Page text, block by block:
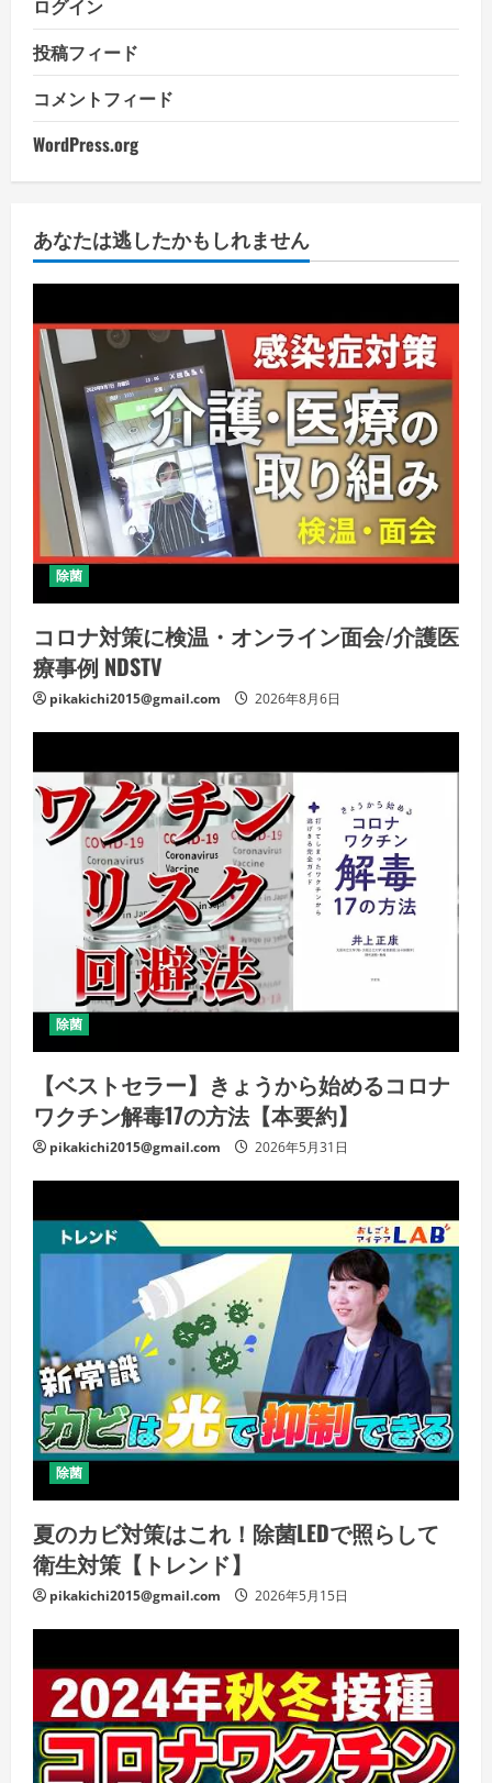
ログイン
投稿フィード
コメントフィード
WordPress.org
あなたは逃したかもしれません
除菌
コロナ対策に検温・オンライン面会/介護医
療事例 NDSTV
pikakichi2015@gmail.com 2026年8月6日
除菌
【ベストセラー】きょうから始めるコロナ
ワクチン解毒17の方法【本要約】
pikakichi2015@gmail.com 2026年5月31日
除菌
夏のカビ対策はこれ！除菌LEDで照らして
衛生対策【トレンド】
pikakichi2015@gmail.com 2026年5月15日